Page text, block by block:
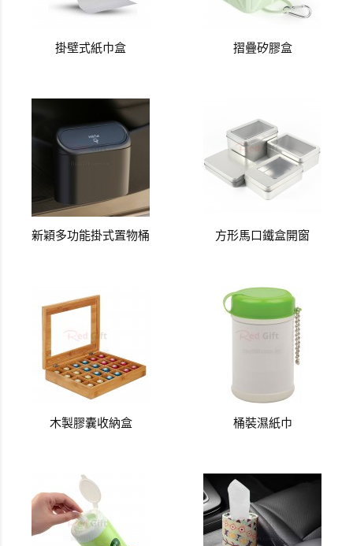
掛壁式紙巾盒 摺疊矽膠盒
新穎多功能掛式置物桶 方形馬口鐵盒開窗
木製膠囊收納盒 桶裝濕紙巾